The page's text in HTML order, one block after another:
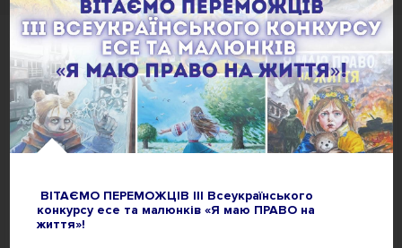
ВІТАЄМО ПЕРЕМОЖЦІВ ІІІ Всеукраїнського
конкурсу есе та малюнків «Я маю ПРАВО на
життя»!